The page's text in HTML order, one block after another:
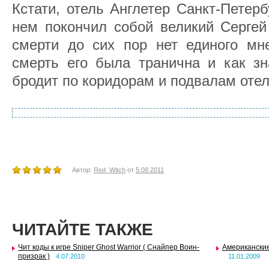
Кстати, отель Англетер Санкт-
нем покончил собой великий
смерти до сих пор нет единого
смерть его была транична и как
бродит по коридорам и подвалам
Автор: Red_Witch от 5.08.2011
ЧИТАЙТЕ ТАКЖЕ
Чит коды к игре Sniper Ghost Warrior ( Снайпер Воин-
призрак )
4.07.2010 11.01.2009